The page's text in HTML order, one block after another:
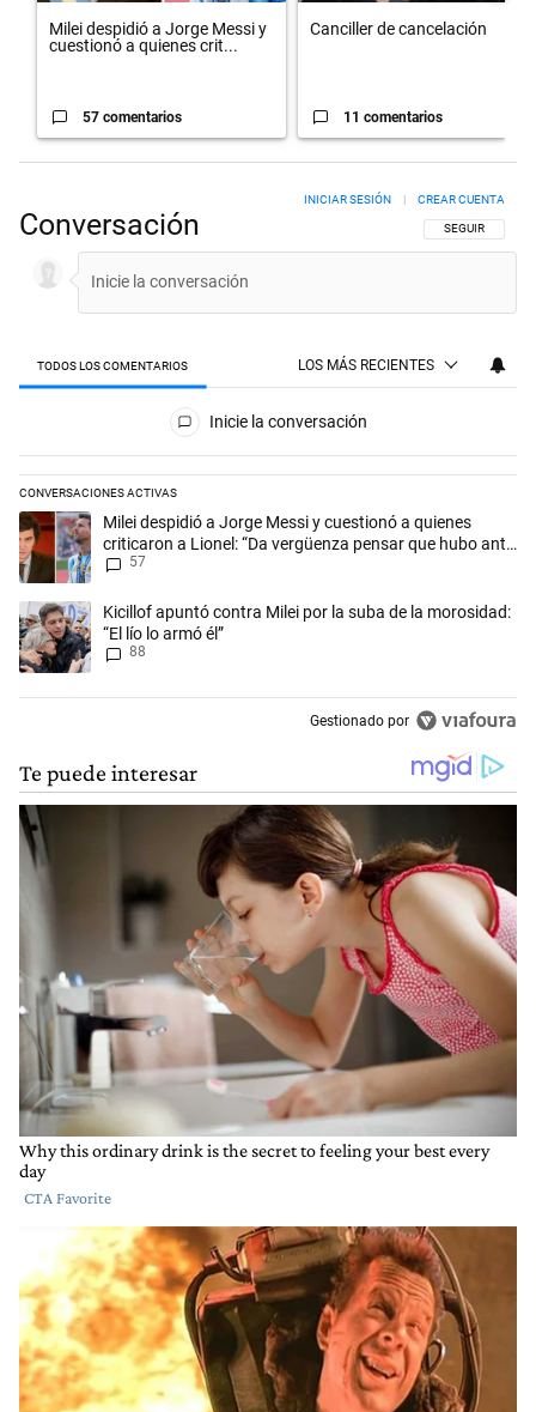
Milei despidió a Jorge Messi y
cuestionó a quienes crit...
57 comentarios
Canciller de cancelación
11 comentarios
Conversación SIGA ESTA
SEGUIR
INICIAR SESIÓN | CREAR CUENTA
TODOS LOS COMENTARIOS LOS MÁS RECIENTES
Todos los comentarios
Inicie la conversación
CONVERSACIONES ACTIVAS
Este listado muestra los artículos con más comentarios en los
Un artículo de tendencia con el título "Milei despidió a Jorge Messi y
Milei despidió a Jorge Messi y cuestionó a quienes
criticaron a Lionel: “Da vergüenza pensar que hubo anti-
Messi”
57
Un artículo de tendencia con el título "Kicillof apuntó contra Milei por
Kicillof apuntó contra Milei por la suba de la morosidad:
“El lío lo armó él”
88
Gestionado por